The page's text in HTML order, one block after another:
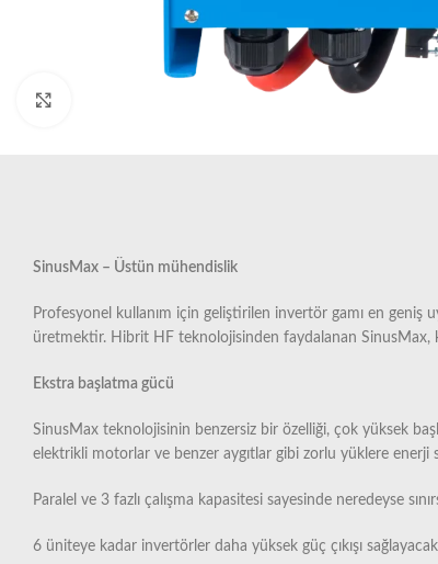
SinusMax – Üstün mühendislik
Profesyonel kullanım için geliştirilen invertör gamı en
üretmektir. Hibrit HF teknolojisinden faydalanan
Ekstra başlatma gücü
SinusMax teknolojisinin benzersiz bir özelliği, çok yüksek
elektrikli motorlar ve benzer aygıtlar gibi zorlu yüklere enerji
Paralel ve 3 fazlı çalışma kapasitesi sayesinde neredeyse
6 üniteye kadar invertörler daha yüksek güç çıkışı